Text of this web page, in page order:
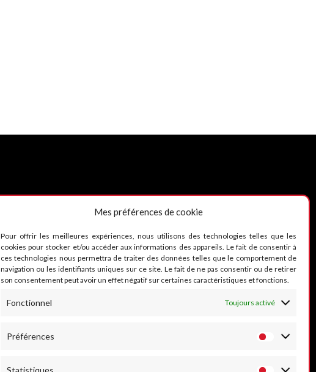
Mes préférences de cookie
Pour offrir les meilleures expériences, nous utilisons des technologies telles que les
cookies pour stocker et/ou accéder aux informations des appareils. Le fait de consentir à
ces technologies nous permettra de traiter des données telles que le comportement de
navigation ou les identifiants uniques sur ce site. Le fait de ne pas consentir ou de retirer
son consentement peut avoir un effet négatif sur certaines caractéristiques et fonctions.
Fonctionnel Toujours activé
Préférences
Statistiques